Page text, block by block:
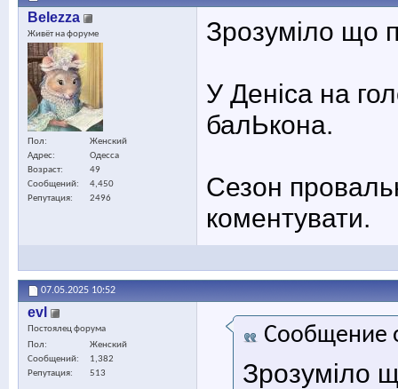
Belezza
Живёт на форуме
Пол
Женский
Адрес
Одесса
Возраст
49
Сообщений
4,450
Репутация
2496
Зрозуміло що
У Деніса на
балЬкона.
Сезон
коментувати.
07.05.2025 10:52
evl
Постоялец форума
Пол
Женский
Сообщений
1,382
Репутация
513
Сообщение
Зрозуміло